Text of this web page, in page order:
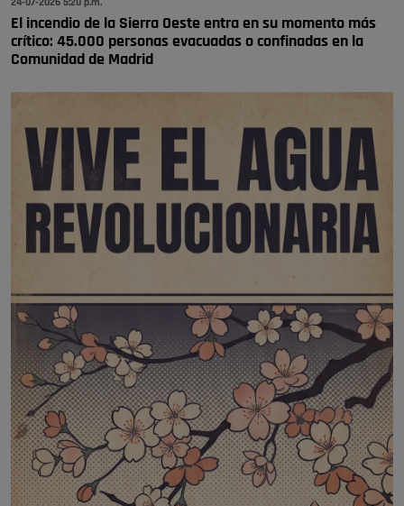
24-07-2026 5:20 p.m.
El incendio de la Sierra Oeste entra en su momento más
crítico: 45.000 personas evacuadas o confinadas en la
Comunidad de Madrid